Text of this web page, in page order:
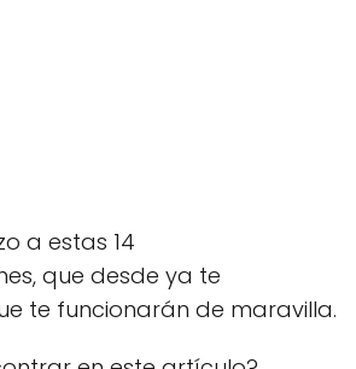
a estas 14
que desde ya te
te funcionarán de maravilla.